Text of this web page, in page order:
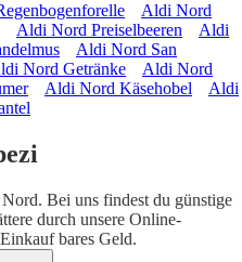
Aldi Nord
Aldi Nord Preiselbeeren
Aldi
Aldi Nord San
Nord Getränke
Aldi Nord
Aldi Nord Käsehobel
Aldi
Bei uns findest du günstige
durch unsere Online-
bares Geld.